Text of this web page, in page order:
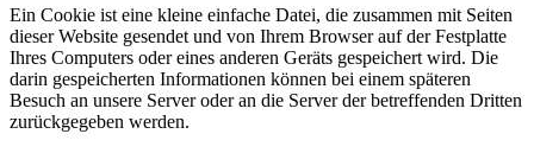
Ein Cookie ist eine kleine einfache Datei, die zusammen mit Seiten
dieser Website gesendet und von Ihrem Browser auf der Festplatte
Ihres Computers oder eines anderen Geräts gespeichert wird. Die
darin gespeicherten Informationen können bei einem späteren
Besuch an unsere Server oder an die Server der betreffenden Dritten
zurückgegeben werden.